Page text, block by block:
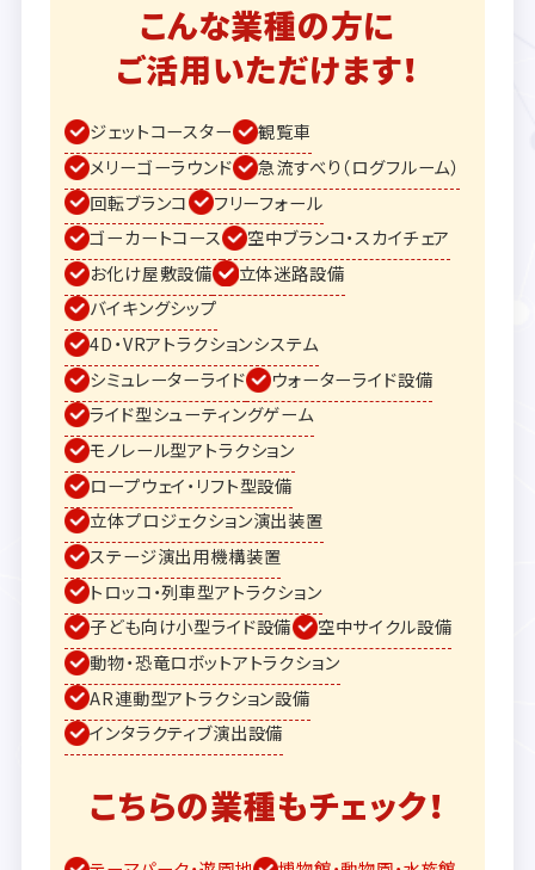
こんな業種の方に
ご活用いただけます！
ジェットコースター
観覧車
メリーゴーラウンド
急流すべり（ログフルーム）
回転ブランコ
フリーフォール
ゴーカートコース
空中ブランコ・スカイチェア
お化け屋敷設備
立体迷路設備
バイキングシップ
4D・VRアトラクションシステム
シミュレーターライド
ウォーターライド設備
ライド型シューティングゲーム
モノレール型アトラクション
ロープウェイ・リフト型設備
立体プロジェクション演出装置
ステージ演出用機構装置
トロッコ・列車型アトラクション
子ども向け小型ライド設備
空中サイクル設備
動物・恐竜ロボットアトラクション
AR連動型アトラクション設備
インタラクティブ演出設備
こちらの業種もチェック！